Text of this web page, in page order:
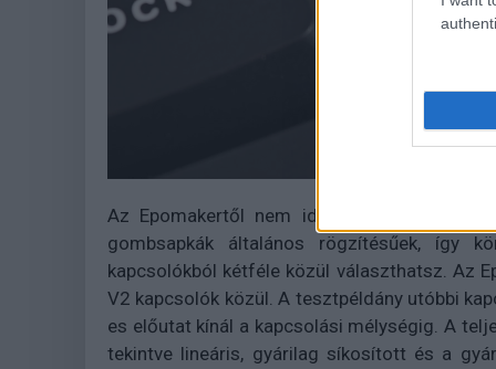
Az Epomakertől nem idegen a
gombsapkák általános rögzítésűek, így
kapcsolókból kétféle közül választhatsz. Az
V2 kapcsolók közül. A tesztpéldány utóbbi
es előutat kínál a kapcsolási mélységig. A
tekintve lineáris, gyárilag síkosított és a